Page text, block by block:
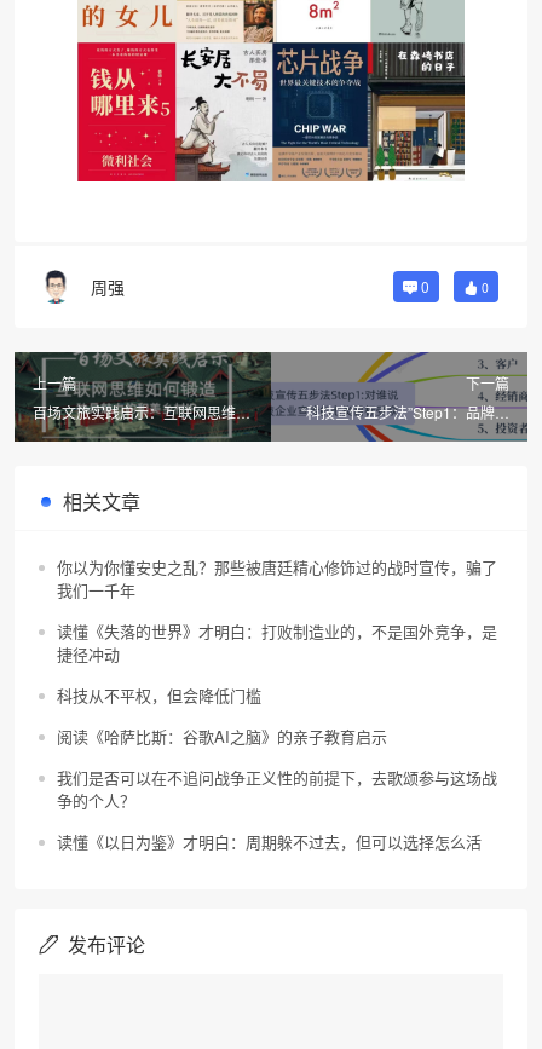
周强 0 0
上一篇
百场文旅实践启示：互联网思维如
何锻造独具魅力的和美乡村IP
下一篇
“科技宣传五步法”Step1：品牌宣
传不搞清楚对谁说，做了也白做！
相关文章
你以为你懂安史之乱？那些被唐廷精心修饰过的战时宣传，骗了
我们一千年
读懂《失落的世界》才明白：打败制造业的，不是国外竞争，是
捷径冲动
科技从不平权，但会降低门槛
阅读《哈萨比斯：谷歌AI之脑》的亲子教育启示
我们是否可以在不追问战争正义性的前提下，去歌颂参与这场战
争的个人？
读懂《以日为鉴》才明白：周期躲不过去，但可以选择怎么活
发布评论